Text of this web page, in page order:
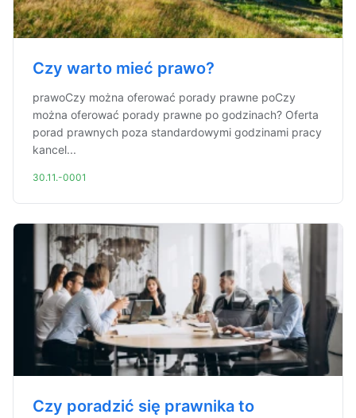
Czy warto mieć prawo?
prawoCzy można oferować porady prawne poCzy
można oferować porady prawne po godzinach? Oferta
porad prawnych poza standardowymi godzinami pracy
kancel...
30.11.-0001
Czy poradzić się prawnika to